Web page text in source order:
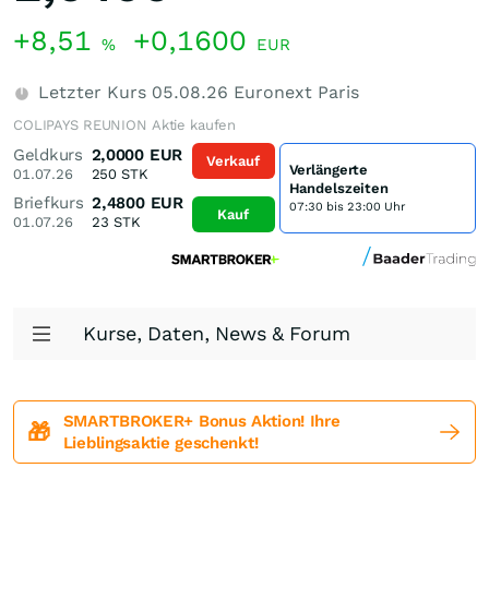
+8,51 % +0,1600 EUR
Letzter Kurs 05.08.26 Euronext Paris
COLIPAYS REUNION Aktie kaufen
Geldkurs
01.07.26
2,0000 EUR
250 STK
Briefkurs
01.07.26
2,4800 EUR
23 STK
Verkauf
Kauf
Verlängerte
Handelszeiten
07:30 bis 23:00 Uhr
Kurse, Daten, News & Forum
🎁
SMARTBROKER+ Bonus Aktion! Ihre
Lieblingsaktie geschenkt!